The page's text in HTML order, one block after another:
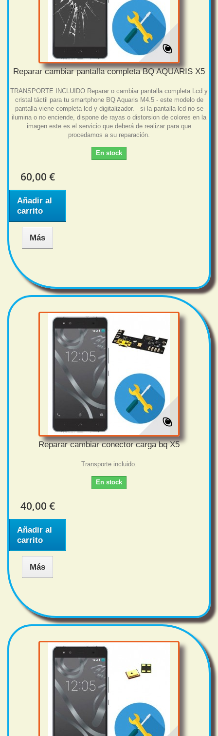
Reparar cambiar pantalla completa BQ AQUARIS X5
TRANSPORTE INCLUIDO Reparar o cambiar pantalla completa Lcd y
cristal táctil para tu smartphone BQ Aquaris M4.5 - este modelo de
pantalla viene completa lcd y digitalizador. - si la pantalla lcd no se
ilumina o no enciende, dispone de rayas o distorsion de colores en la
imagen este es el servicio que deberá de realizar para que
procedamos a su reparación.
En stock
60,00 €
Añadir al
carrito
Más
Reparar cambiar conector carga bq X5
Transporte incluido.
En stock
40,00 €
Añadir al
carrito
Más